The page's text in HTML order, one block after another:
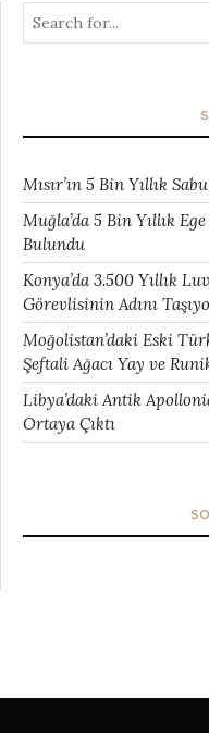
Mısır’ın 5 Bin Yıllık
Muğla’da 5 Bin Yıllık
Bulundu
Konya’da 3.500 Yıllık
Görevlisinin Adını
Moğolistan’daki Eski
Şeftali Ağacı Yay ve
Libya’daki Antik
Ortaya Çıktı